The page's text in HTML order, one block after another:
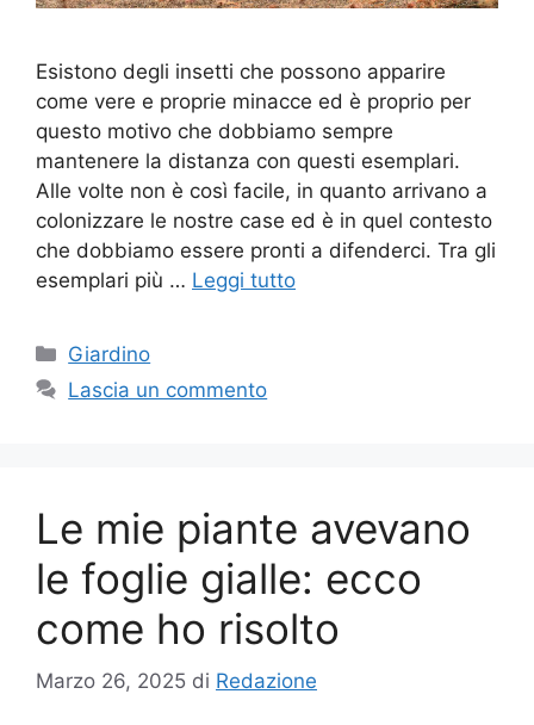
Esistono degli insetti che possono apparire
come vere e proprie minacce ed è proprio per
questo motivo che dobbiamo sempre
mantenere la distanza con questi esemplari.
Alle volte non è così facile, in quanto arrivano a
colonizzare le nostre case ed è in quel contesto
che dobbiamo essere pronti a difenderci. Tra gli
esemplari più … Leggi tutto
Categorie
Giardino
Lascia un commento
Le mie piante avevano
le foglie gialle: ecco
come ho risolto
Marzo 26, 2025 di Redazione